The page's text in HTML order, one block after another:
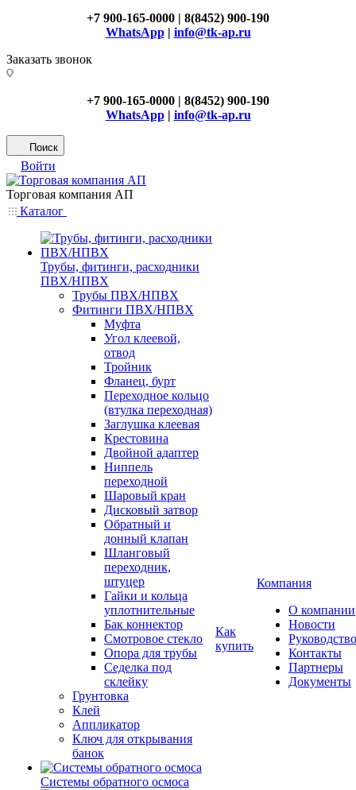
+7 900-165-0000 | 8(8452) 900-190
WhatsApp| info@tk-ap.ru
Заказать звонок
+7 900-165-0000 | 8(8452) 900-190
WhatsApp| info@tk-ap.ru
Поиск
Войти
Торговая компания АП
Каталог
Трубы, фитинги, расходники
ПВХ/НПВХ
Трубы ПВХ/НПВХ
Фитинги ПВХ/НПВХ
Муфта
Угол клеевой,
отвод
Тройник
Фланец, бурт
Переходное кольцо
(втулка переходная)
Заглушка клеевая
Крестовина
Двойной адаптер
Ниппель
переходной
Шаровый кран
Дисковый затвор
Обратный и
донный клапан
Шланговый
переходник,
штуцер
Гайки и кольца
уплотнительные
Бак коннектор
Смотровое стекло
Опора для трубы
Седелка под
склейку
Грунтовка
Клей
Аппликатор
Ключ для открывания
банок
Системы обратного осмоса
Как
купить
Компания
О компании
Новости
Руководство
Контакты
Партнеры
Документы